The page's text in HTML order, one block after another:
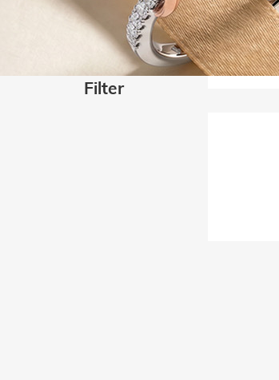
Filter